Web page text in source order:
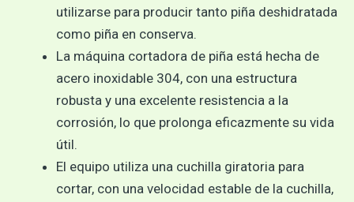
utilizarse para producir tanto piña deshidratada
como piña en conserva.
La máquina cortadora de piña está hecha de
acero inoxidable 304, con una estructura
robusta y una excelente resistencia a la
corrosión, lo que prolonga eficazmente su vida
útil.
El equipo utiliza una cuchilla giratoria para
cortar, con una velocidad estable de la cuchilla,